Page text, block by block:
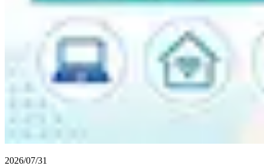
2026/07/31